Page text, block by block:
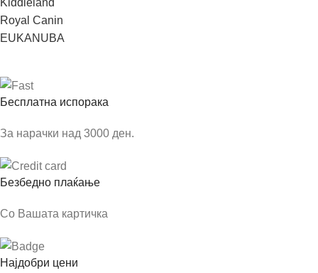
Kiddieland
Royal Canin
EUKANUBA
Бесплатна испорака
За нарачки над 3000 ден.
Безбедно плаќање
Со Вашата картичка
Најдобри цени